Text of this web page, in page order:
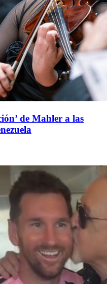
de Mahler a las